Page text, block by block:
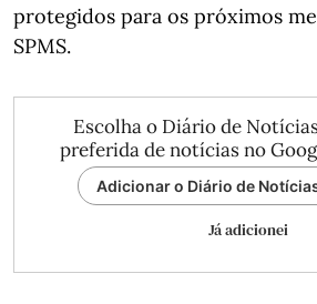
protegidos para os próximos
SPMS.
Escolha o Diário de
preferida de notícias no
Adicionar o Diário de
Já adicionei